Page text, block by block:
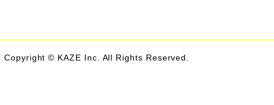
Copyright © KAZE Inc. All Rights Reserved.